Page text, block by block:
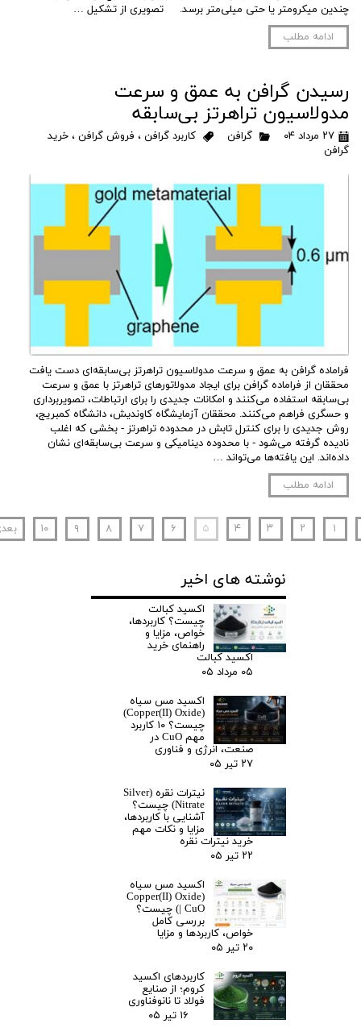
چندین میکرومتر یا حتی میلی‌متر برسد. تصویری از تشکیل …
ادامه مطلب
رسیدن گرافن به عمق و سرعت
مدولاسیون تراهرتز بی‌سابقه‌
۲۷ مرداد ۰۴ گرافن کاربرد گرافن ، فروش گرافن ، خرید
گرافن
فراماده گرافن به عمق و سرعت مدولاسیون تراهرتز بی‌سابقه‌ای دست یافت
محققان از فراماده گرافن برای ایجاد مدولاتورهای تراهرتز با عمق و سرعت
بی‌سابقه استفاده می‌کنند و امکانات جدیدی را برای ارتباطات، تصویربرداری
و حسگری فراهم می‌کنند. محققان آزمایشگاه کاوندیش، دانشگاه کمبریج،
روش جدیدی را برای کنترل تابش در محدوده تراهرتز - بخشی که اغلب
نادیده گرفته می‌شود - با محدوده دینامیکی و سرعت بی‌سابقه‌ای نشان
داده‌اند. این یافته‌ها می‌تواند …
ادامه مطلب
۱ ۲ ۳ ۴ ۵ ۶ ۷ ۸ ۹ ۱۰
نوشته های اخیر
اکسید کبالت
چیست؟ کاربردها،
خواص، مزایا و
راهنمای خرید
اکسید کبالت
۰۵ مرداد ۰۵
اکسید مس سیاه
(Copper(II) Oxide)
چیست؟ ۱۰ کاربرد
مهم CuO در
صنعت، انرژی و فناوری
۲۷ تیر ۰۵
نیترات نقره (Silver
Nitrate) چیست؟
آشنایی با کاربردها،
مزایا و نکات مهم
خرید نیترات نقره
۲۲ تیر ۰۵
اکسید مس سیاه
(Copper(II) Oxide
| CuO) چیست؟
بررسی کامل
خواص، کاربردها و مزایا
۲۰ تیر ۰۵
کاربردهای اکسید
کروم؛ از صنایع
فولاد تا نانوفناوری
۱۶ تیر ۰۵